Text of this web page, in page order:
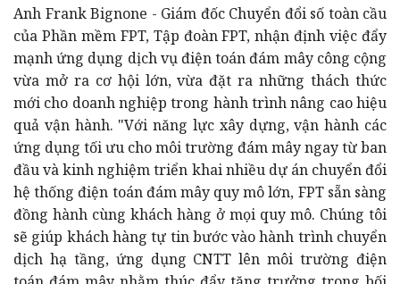
Anh Frank Bignone - Giám đốc Chuyển đổi số toàn cầu
của Phần mềm FPT, Tập đoàn FPT, nhận định việc đẩy
mạnh ứng dụng dịch vụ điện toán đám mây công cộng
vừa mở ra cơ hội lớn, vừa đặt ra những thách thức
mới cho doanh nghiệp trong hành trình nâng cao hiệu
quả vận hành. "Với năng lực xây dựng, vận hành các
ứng dụng tối ưu cho môi trường đám mây ngay từ ban
đầu và kinh nghiệm triển khai nhiều dự án chuyển đổi
hệ thống điện toán đám mây quy mô lớn, FPT sẵn sàng
đồng hành cùng khách hàng ở mọi quy mô. Chúng tôi
sẽ giúp khách hàng tự tin bước vào hành trình chuyển
dịch hạ tầng, ứng dụng CNTT lên môi trường điện